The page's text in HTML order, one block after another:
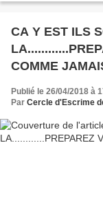
CA Y EST ILS
COMME
Publié le 26/04/2018 à
Par Cercle d'Escrime